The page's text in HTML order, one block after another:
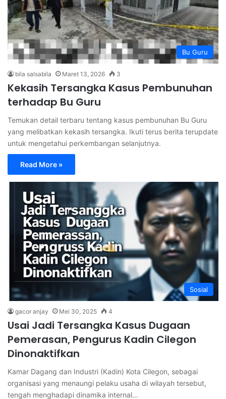
Bu Guru
bila salsabila Maret 13, 2026 3
Kekasih Tersangka Kasus Pembunuhan
terhadap Bu Guru
Temukan detail terbaru tentang kasus pembunuhan Bu Guru
yang melibatkan kekasih tersangka. Ikuti terus berita terupdate
untuk mengetahui perkembangan selanjutnya.
Read More »
Sosial
gacor anjay Mei 30, 2025 4
Usai Jadi Tersangka Kasus Dugaan
Pemerasan, Pengurus Kadin Cilegon
Dinonaktifkan
Kamar Dagang dan Industri (Kadin) Kota Cilegon, sebagai
organisasi yang menaungi pelaku usaha di wilayah tersebut,
tengah menghadapi dinamika internal…